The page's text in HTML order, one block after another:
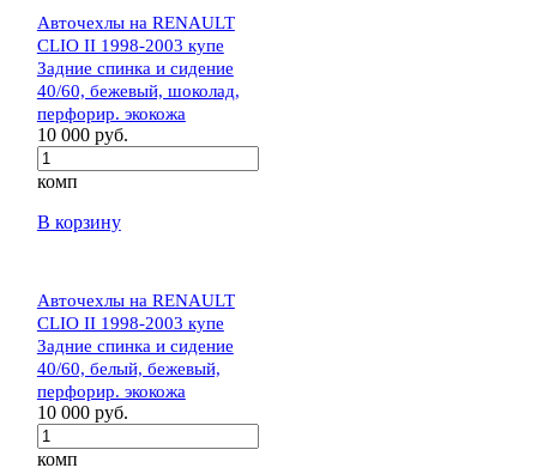
Авточехлы на RENAULT
CLIO II 1998-2003 купе
Задние спинка и сидение
40/60, бежевый, шоколад,
перфорир. экокожа
10 000 руб.
комп
В корзину
Авточехлы на RENAULT
CLIO II 1998-2003 купе
Задние спинка и сидение
40/60, белый, бежевый,
перфорир. экокожа
10 000 руб.
комп